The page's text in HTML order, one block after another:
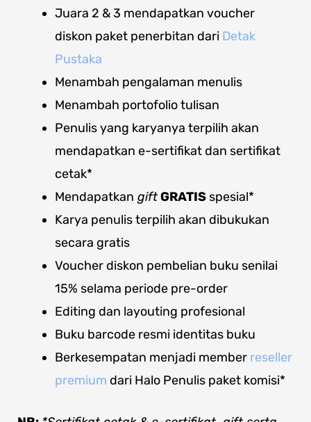
Juara 2 & 3 mendapatkan voucher
diskon paket penerbitan dari Detak
Pustaka
Menambah pengalaman menulis
Menambah portofolio tulisan
Penulis yang karyanya terpilih akan
mendapatkan e-sertifikat dan sertifikat
cetak*
Mendapatkan giftGRATIS spesial*
Karya penulis terpilih akan dibukukan
secara gratis
Voucher diskon pembelian buku senilai
15% selama periode pre-order
Editing dan layouting profesional
Buku barcode resmi identitas buku
Berkesempatan menjadi member reseller
premium dari Halo Penulis paket komisi*